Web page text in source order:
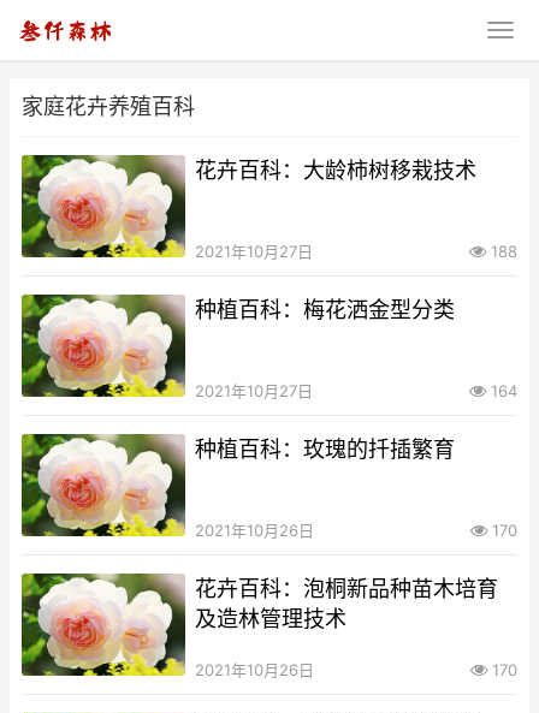
家庭花卉养殖百科
花卉百科：大龄柿树移栽技术
2021年10月27日 188
种植百科：梅花洒金型分类
2021年10月27日 164
种植百科：玫瑰的扦插繁育
2021年10月26日 170
花卉百科：泡桐新品种苗木培育
及造林管理技术
2021年10月26日 170